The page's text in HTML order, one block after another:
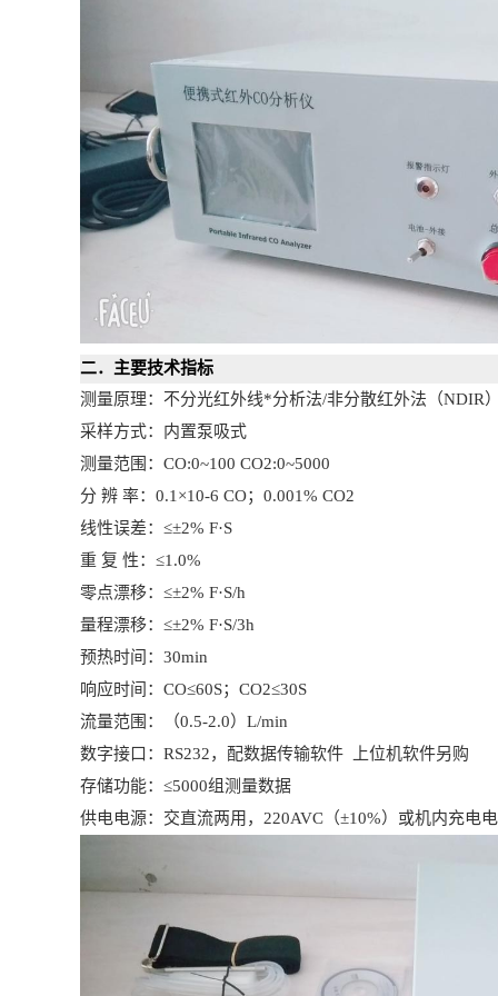
二．主要技术指标
测量原理：不分光红外线*分析法/非分散红外法（NDIR
采样方式：内置泵吸式
测量范围： CO:0~100 CO2:0~5000
分 辨 率： 0.1×10-6 CO；0.001% CO2
线性误差： ≤±2% F·S
重 复 性： ≤1.0%
零点漂移： ≤±2% F·S/h
量程漂移： ≤±2% F·S/3h
预热时间： 30min
响应时间： CO≤60S；CO2≤30S
流量范围：（0.5-2.0）L/min
数字接口： RS232，配数据传输软件 上位机软件另购
存储功能： ≤5000组测量数据
供电电源：交直流两用， 220AVC（±10%）或机内充电